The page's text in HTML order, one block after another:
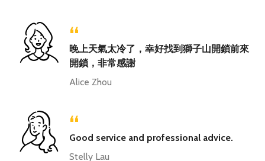
“
晚上天氣太冷了，幸好找到獅子山開鎖前來
開鎖，非常感謝
Alice Zhou
“
Good service and professional advice.
Stelly Lau